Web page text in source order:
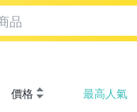
價格 最高人氣